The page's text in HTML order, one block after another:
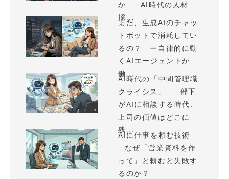
か —AI時代の人材
採...
まだ、生成AIのチャッ
トボットで消耗してい
るの？ ー自律的に動
くAIエージェントが
働...
AI時代の「中間管理職
クライシス」 —部下
がAIに相談する時代、
上司の価値はどこに
残...
AIに仕事を頼む技術
—なぜ「営業資料を作
って」と頼むと失敗す
るのか？